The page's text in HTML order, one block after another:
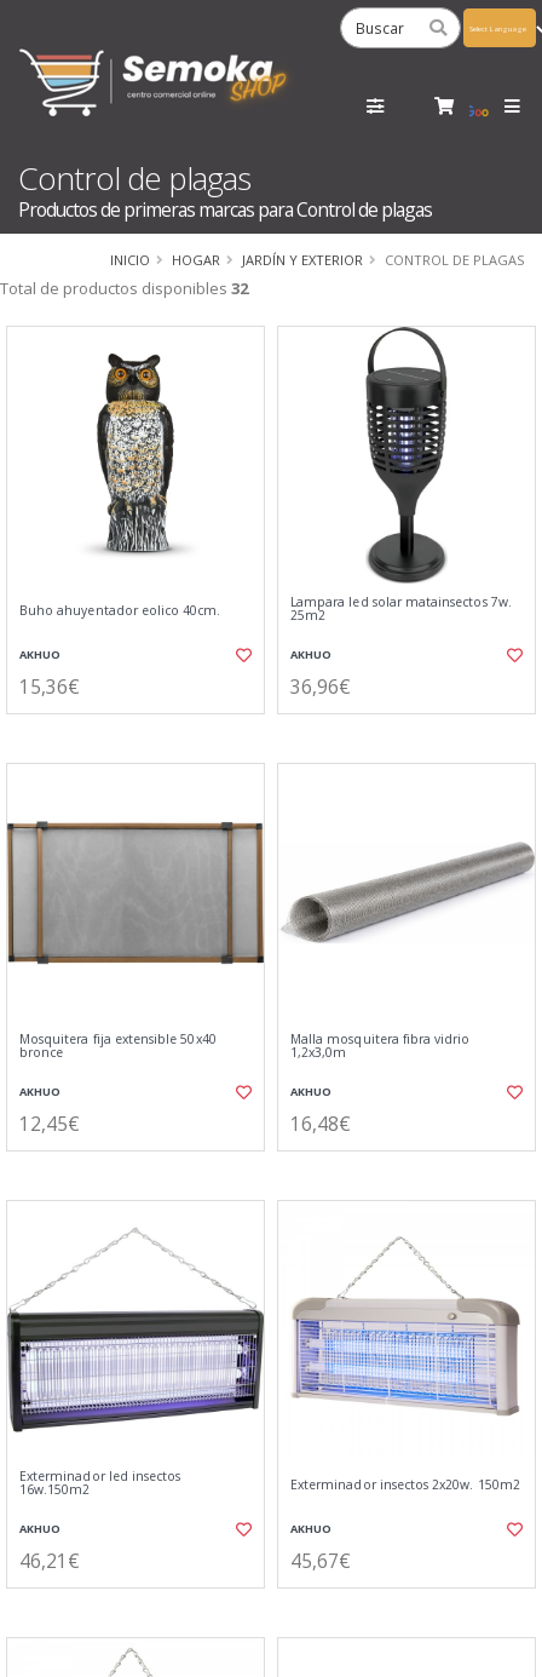
Control de plagas
Productos de primeras marcas para Control de plagas
INICIO HOGAR JARDÍN Y EXTERIOR CONTROL DE PLAGAS
Total de productos disponibles 32
Buho ahuyentador eolico 40cm.
AKHUO
15,36€
Lampara led solar matainsectos 7w.
25m2
AKHUO
36,96€
Mosquitera fija extensible 50x40
bronce
AKHUO
12,45€
Malla mosquitera fibra vidrio
1,2x3,0m
AKHUO
16,48€
Exterminador led insectos
16w.150m2
AKHUO
46,21€
Exterminador insectos 2x20w. 150m2
AKHUO
45,67€